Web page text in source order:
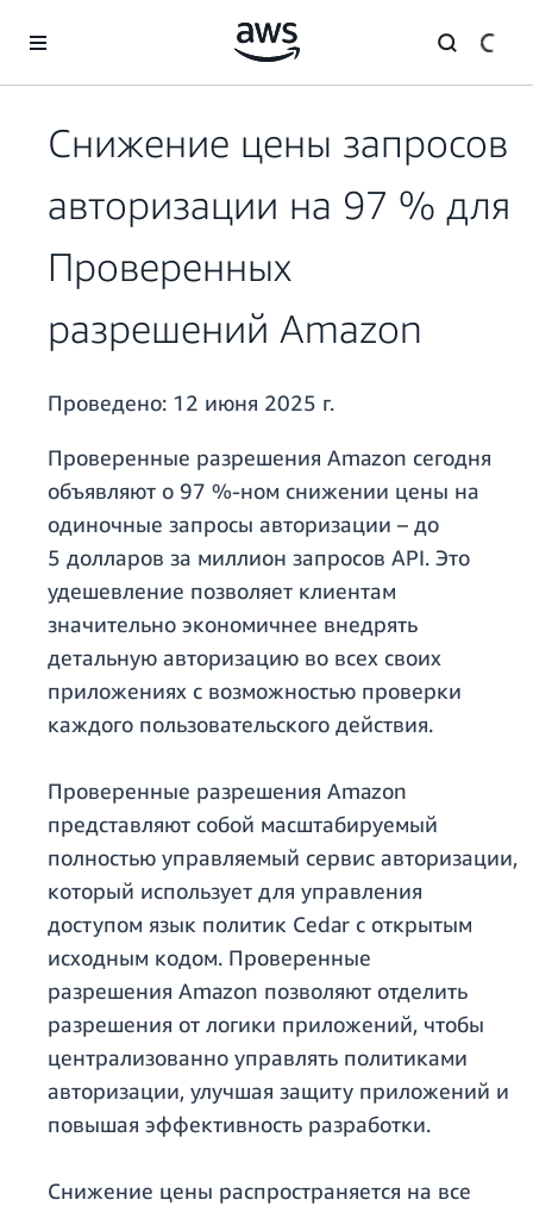
Перейти к главному контенту
Снижение цены запросов
авторизации на 97 % для
Проверенных
разрешений Amazon
Проведено: 12 июня 2025 г.
Проверенные разрешения Amazon сегодня
объявляют о 97 %-ном снижении цены на
одиночные запросы авторизации – до
5 долларов за миллион запросов API. Это
удешевление позволяет клиентам
значительно экономичнее внедрять
детальную авторизацию во всех своих
приложениях с возможностью проверки
каждого пользовательского действия.
Проверенные разрешения Amazon
представляют собой масштабируемый
полностью управляемый сервис авторизации,
который использует для управления
доступом язык политик Cedar с открытым
исходным кодом. Проверенные
разрешения Amazon позволяют отделить
разрешения от логики приложений, чтобы
централизованно управлять политиками
авторизации, улучшая защиту приложений и
повышая эффективность разработки.
Снижение цены распространяется на все